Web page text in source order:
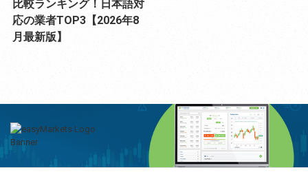
比較ランキング！日本語対
応の業者TOP3【2026年8
月最新版】